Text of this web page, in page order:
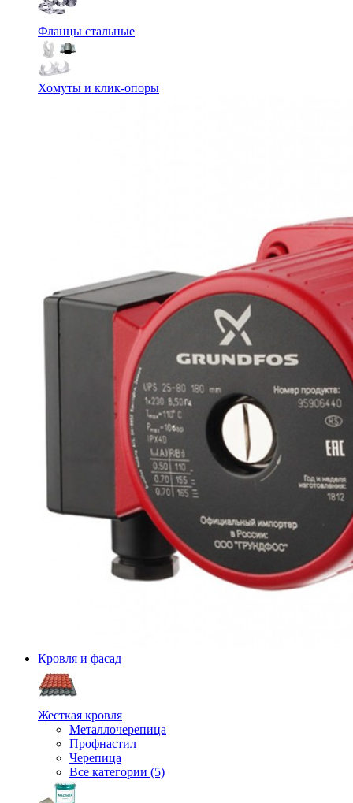
Фланцы стальные
Хомуты и клик-опоры
Кровля и фасад
Жесткая кровля
Металлочерепица
Профнастил
Черепица
Все категории (5)